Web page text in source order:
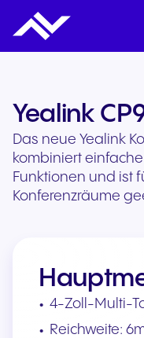
Yealink
Das neue Yealink
kombiniert
Funktionen und ist
Konferenzräume
4-Zoll-Multi-
Reichweite: